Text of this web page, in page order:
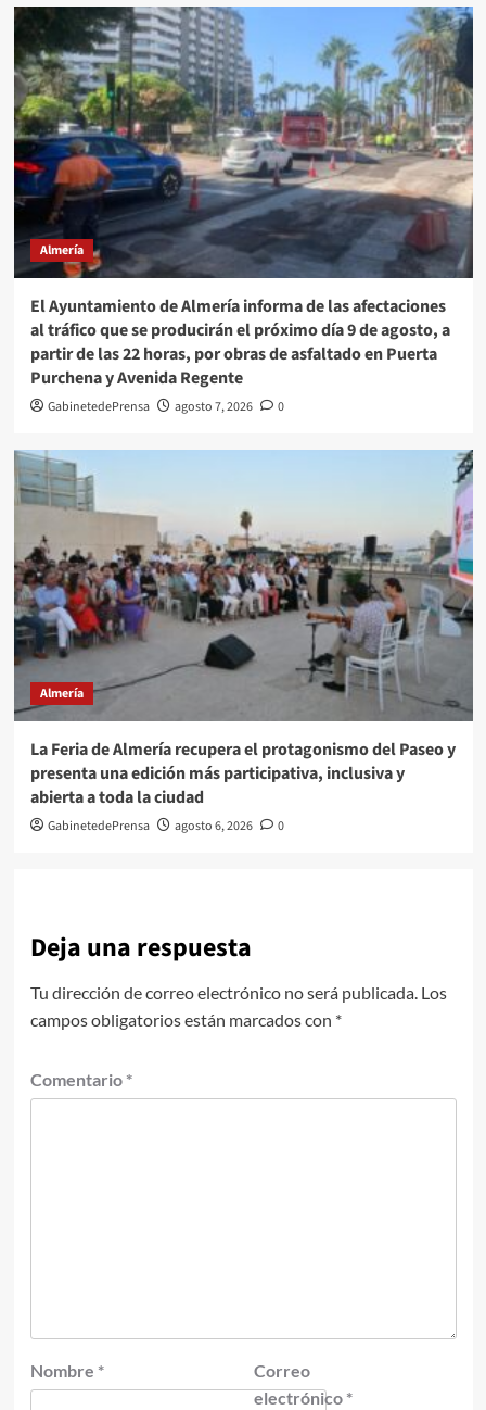
Almería
El Ayuntamiento de Almería informa de las afectaciones
al tráfico que se producirán el próximo día 9 de agosto, a
partir de las 22 horas, por obras de asfaltado en Puerta
Purchena y Avenida Regente
GabinetedePrensa agosto 7, 2026 0
Almería
La Feria de Almería recupera el protagonismo del Paseo y
presenta una edición más participativa, inclusiva y
abierta a toda la ciudad
GabinetedePrensa agosto 6, 2026 0
Deja una respuesta
Tu dirección de correo electrónico no será publicada. Los
campos obligatorios están marcados con *
Comentario *
Nombre *
Correo
electrónico *